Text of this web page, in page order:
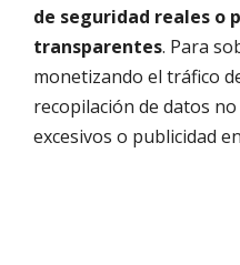
de seguridad reales o
transparentes. Para
monetizando el tráfico
recopilación de datos
excesivos o publicidad